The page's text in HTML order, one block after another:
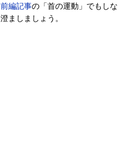
前編記事の「首の運動」でもしな
ましましょう。